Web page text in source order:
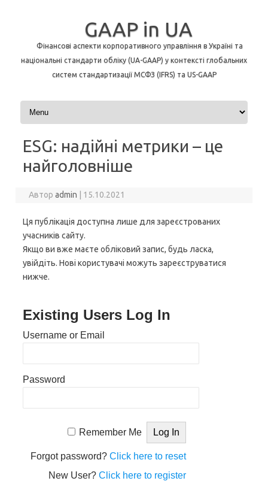
GAAP in UA
Фінансові аспекти корпоративного управління в Україні та
національні стандарти обліку (UA-GAAP) у контексті глобальних
систем стандартизації МСФЗ (IFRS) та US-GAAP
Перейти до контенту
ESG: надійні метрики – це
найголовніше
Авторadmin 15.10.2021
Ця публікація доступна лише для зареєстрованих
учасників сайту.
Якщо ви вже маєте обліковий запис, будь ласка,
увійдіть. Нові користувачі можуть зареєструватися
нижче.
Existing Users Log In
Username or Email
Password
Remember Me
Forgot password?Click here to reset
New User?Click here to register